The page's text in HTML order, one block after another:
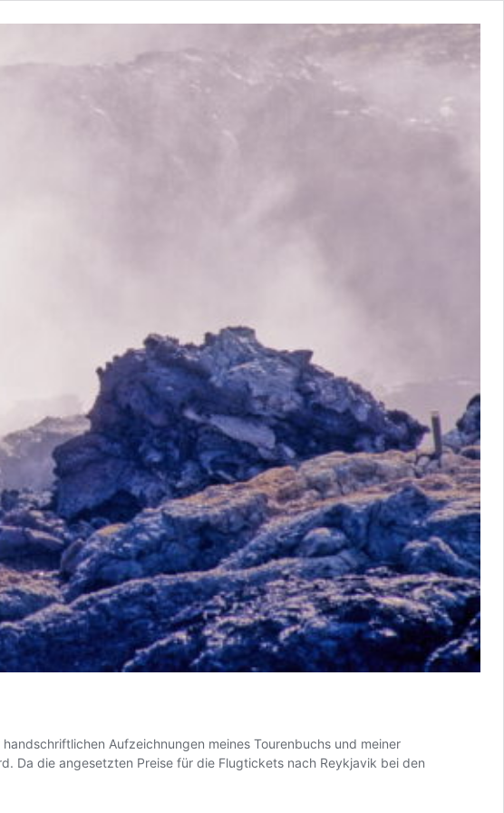
Aufzeichnungen meines Tourenbuchs und meiner
Da die angesetzten Preise für die Flugtickets nach Reykjavik bei den